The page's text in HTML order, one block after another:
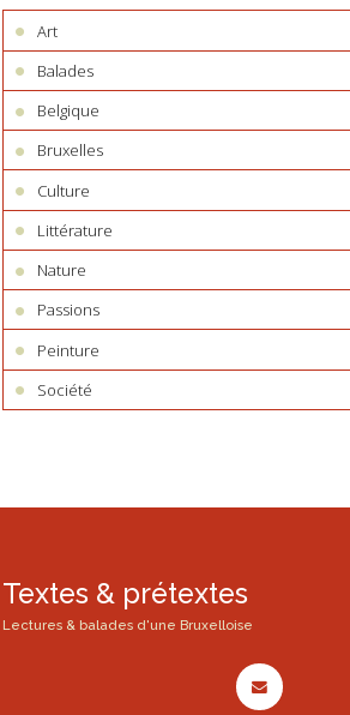
Art
Balades
Belgique
Bruxelles
Culture
Littérature
Nature
Passions
Peinture
Société
Textes & prétextes
Lectures & balades d'une Bruxelloise